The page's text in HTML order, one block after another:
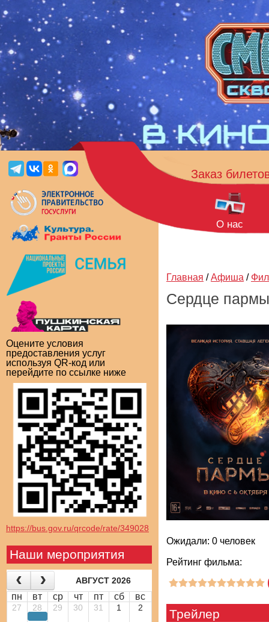
Оцените условия
предоставления услуг
используя QR-код или
перейдите по ссылке ниже
https://bus.gov.ru/qrcode/rate/349028
Наши мероприятия
АВГУСТ 2026
пн вт ср чт пт сб вс
27 28 29 30 31 1 2
Заказ
О нас
Главная / Афиша /
Сердце пармы
Ожидали: 0 человек
Рейтинг фильма:
Трейлер